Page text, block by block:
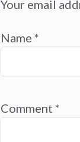
Your email
Name *
Comment *